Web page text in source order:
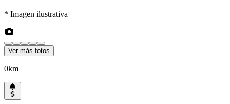
* Imagen ilustrativa
Ver más fotos
0km